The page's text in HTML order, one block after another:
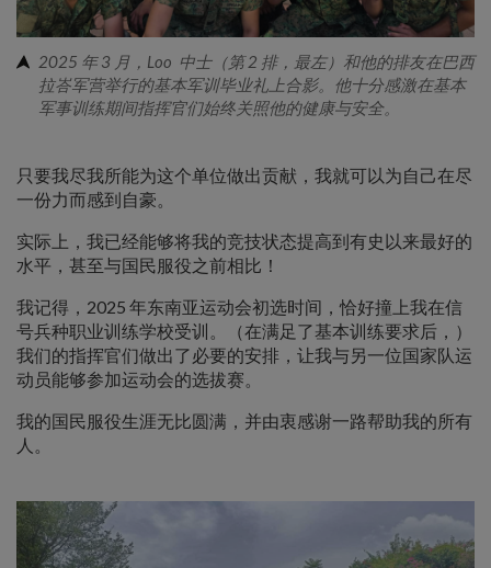
2025 年 3 月，Loo 中士（第 2 排，最左）和他的排友在巴西
拉峇军营举行的基本军训毕业礼上合影。他十分感激在基本
军事训练期间指挥官们始终关照他的健康与安全。
只要我尽我所能为这个单位做出贡献，我就可以为自己在尽
一份力而感到自豪。
实际上，我已经能够将我的竞技状态提高到有史以来最好的
水平，甚至与国民服役之前相比！
我记得，2025 年东南亚运动会初选时间，恰好撞上我在信
号兵种职业训练学校受训。（在满足了基本训练要求后，）
我们的指挥官们做出了必要的安排，让我与另一位国家队运
动员能够参加运动会的选拔赛。
我的国民服役生涯无比圆满，并由衷感谢一路帮助我的所有
人。